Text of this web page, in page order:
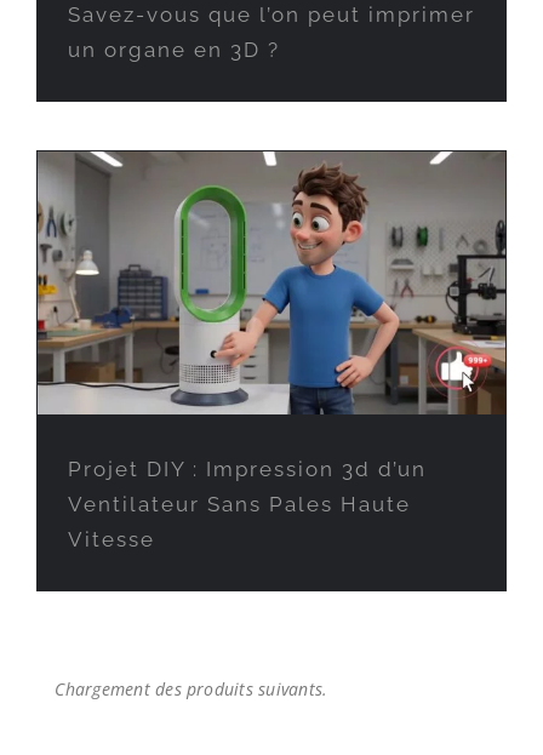
Savez-vous que l’on peut imprimer
un organe en 3D ?
Projet DIY : Impression 3d d’un
Ventilateur Sans Pales Haute
Vitesse